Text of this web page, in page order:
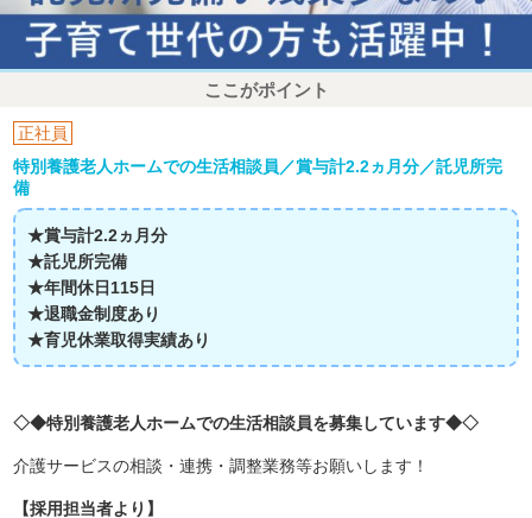
ここがポイント
正社員
特別養護老人ホームでの生活相談員／賞与計2.2ヵ月分／託児所完
備
★賞与計2.2ヵ月分
★託児所完備
★年間休日115日
★退職金制度あり
★育児休業取得実績あり
◇◆特別養護老人ホームでの生活相談員を募集しています◆◇
介護サービスの相談・連携・調整業務等お願いします！
【採用担当者より】